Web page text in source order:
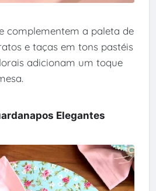
complementem a paleta de
e taças em tons pastéis
adicionam um toque
Elegantes